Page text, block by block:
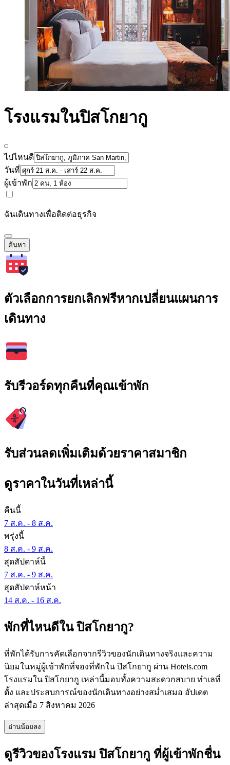
โรงแรมในปิสโกยากู
ไปไหนดี
วันที่
ผู้เข้าพัก
ฉันเดินทางเพื่อติดต่อธุรกิจ
ค้นหา
ตัวเลือกการยกเลิกฟรีหากเปลี่ยนแผนการ
เดินทาง
รับรีวอร์ดทุกคืนที่คุณเข้าพัก
รับส่วนลดเพิ่มเติมด้วยราคาสมาชิก
ดูราคาในวันที่เหล่านี้
คืนนี้
7 ส.ค. - 8 ส.ค.
พรุ่งนี้
8 ส.ค. - 9 ส.ค.
สุดสัปดาห์นี้
7 ส.ค. - 9 ส.ค.
สุดสัปดาห์หน้า
14 ส.ค. - 16 ส.ค.
พักที่ไหนดีใน ปิสโกยากู?
ที่พักได้รับการคัดเลือกจากรีวิวของนักเดินทางจริงและความ
นิยมในหมู่ผู้เข้าพักที่จองที่พักใน ปิสโกยากู ผ่าน Hotels.com
โรงแรมใน ปิสโกยากู เหล่านี้มอบทั้งความสะดวกสบาย ทำเลที่
ตั้ง และประสบการณ์ของนักเดินทางอย่างสม่ำเสมอ อัปเดต
ล่าสุดเมื่อ 7 สิงหาคม 2026
อ่านน้อยลง
ดูรีวิวของโรงแรม ปิสโกยากู ที่ผู้เข้าพักชื่น